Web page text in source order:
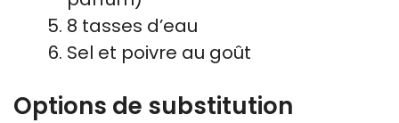
8 tasses d’eau
Sel et poivre au goût
Options de substitution